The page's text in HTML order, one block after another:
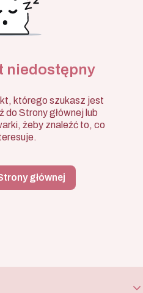
niedostępny
którego szukasz jest
do Strony głównej lub
żeby znaleźć to, co
głównej